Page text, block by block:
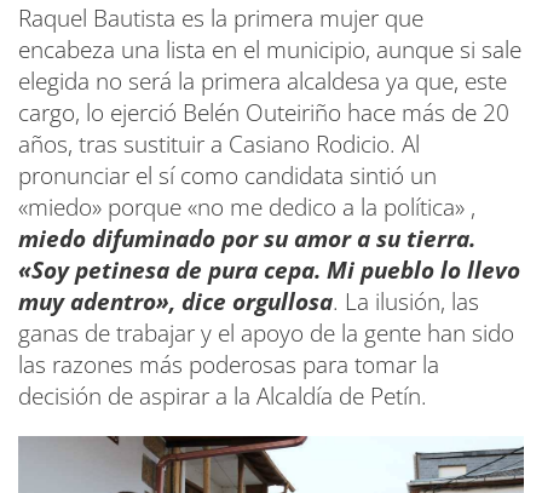
Raquel Bautista es la primera mujer que
encabeza una lista en el municipio, aunque si sale
elegida no será la primera alcaldesa ya que, este
cargo, lo ejerció Belén Outeiriño hace más de 20
años, tras sustituir a Casiano Rodicio. Al
pronunciar el sí como candidata sintió un
«miedo» porque «no me dedico a la política» ,
miedo difuminado por su amor a su tierra.
«Soy petinesa de pura cepa. Mi pueblo lo llevo
muy adentro», dice orgullosa. La ilusión, las
ganas de trabajar y el apoyo de la gente han sido
las razones más poderosas para tomar la
decisión de aspirar a la Alcaldía de Petín.